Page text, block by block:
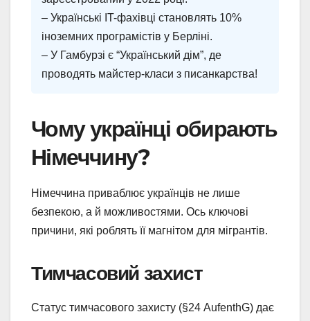
– Українські IT-фахівці становлять 10%
іноземних програмістів у Берліні.
– У Гамбурзі є “Український дім”, де
проводять майстер-класи з писанкарства!
Чому українці обирають
Німеччину?
Німеччина приваблює українців не лише
безпекою, а й можливостями. Ось ключові
причини, які роблять її магнітом для мігрантів.
Тимчасовий захист
Статус тимчасового захисту (§24 AufenthG) дає